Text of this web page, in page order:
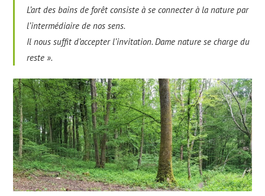
L’art des bains de forêt consiste à se connecter à la nature par
l’intermédiaire de nos sens.
Il nous suffit d’accepter l’invitation. Dame nature se charge du
reste ».